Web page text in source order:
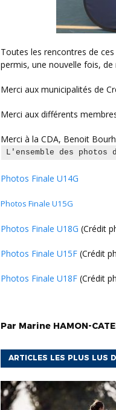
Toutes les rencontres de ces finales se sont déroulées dans un très bon état d’esprit et ont
permis, une nouvelle fois,
Merci aux municipalités de
Merci aux différents
Merci à la CDA, Benoit
L'ensemble des photos
Photos Finale U14G
Photos Finale U15G
Photos Finale U18G (Crédit
Photos Finale U15F (Crédit
Photos Finale U18F (Crédit
Par Marine HAMON-
ARTICLES LES PLUS LUS